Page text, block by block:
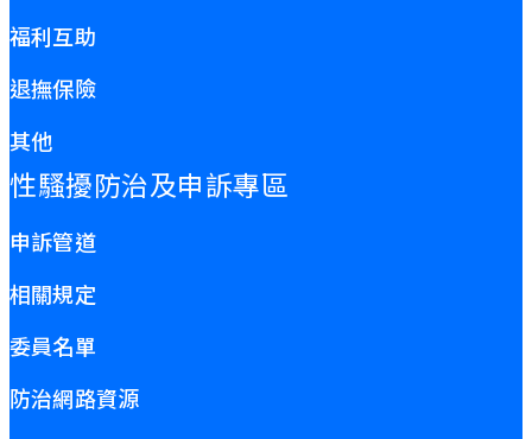
福利互助
退撫保險
其他
性騷擾防治及申訴專區
申訴管道
相關規定
委員名單
防治網路資源